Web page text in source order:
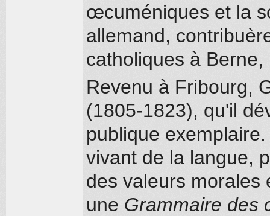
œcuméniques et la
allemand,
catholiques à
Revenu à Fribourg,
(1805-1823), qu'il
publique
vivant de la langue,
des valeurs morales
une Grammaire des